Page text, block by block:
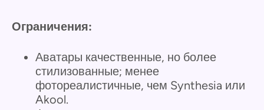
Ограничения:
Аватары качественные, но более
стилизованные; менее
фотореалистичные, чем Synthesia или
Akool.